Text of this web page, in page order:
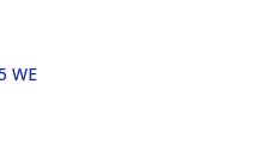
WE